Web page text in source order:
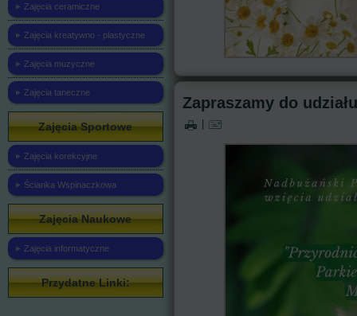
Zajęcia ceramiczne
Zajęcia kreatywno - plastyczne
Zajęcia muzyczne
Zajęcia taneczne
Zajęcia Sportowe
Zajęcia korekcyjne
Ścianka Wspinaczkowa
Zajęcia Naukowe
Zajęcia informatyczne
Przydatne Linki:
Zapraszamy do